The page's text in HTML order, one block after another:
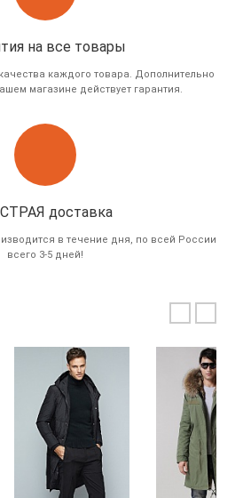
на все товары
каждого товара. Дополнительно
магазине действует гарантия.
доставка
в течение дня, по всей России
всего 3-5 дней!